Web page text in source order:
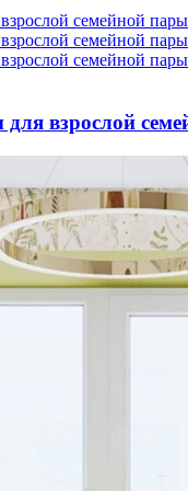
взрослой